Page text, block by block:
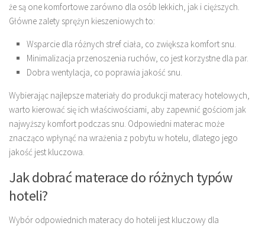
że są one komfortowe zarówno dla osób lekkich, jak i cięższych.
Główne zalety sprężyn kieszeniowych to:
Wsparcie dla różnych stref ciała, co zwiększa komfort snu.
Minimalizacja przenoszenia ruchów, co jest korzystne dla par.
Dobra wentylacja, co poprawia jakość snu.
Wybierając najlepsze materiały do produkcji materacy hotelowych,
warto kierować się ich właściwościami, aby zapewnić gościom jak
najwyższy komfort podczas snu. Odpowiedni materac może
znacząco wpłynąć na wrażenia z pobytu w hotelu, dlatego jego
jakość jest kluczowa.
Jak dobrać materace do różnych typów
hoteli?
Wybór odpowiednich materacy do hoteli jest kluczowy dla